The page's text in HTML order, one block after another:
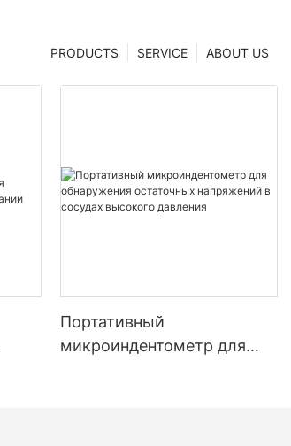
ABOUT US
SERVICE
PRODUCTS
Портативный
микроиндентометр для